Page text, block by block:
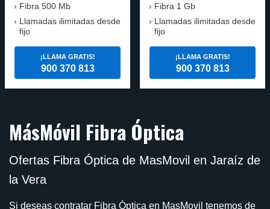
Fibra 500 Mb
Llamadas ilimitadas desde
fijo
¡LLAMA GRATIS!
900 370 813
Fibra 1 Gb
Llamadas ilimitadas desde
fijo
¡LLAMA GRATIS!
900 370 813
MásMóvil Fibra Óptica
Ofertas Fibra Óptica de MasMovil en Jaraíz de
la Vera
Si deseas contratar Fibra Óptica en MasMovil tenemos de